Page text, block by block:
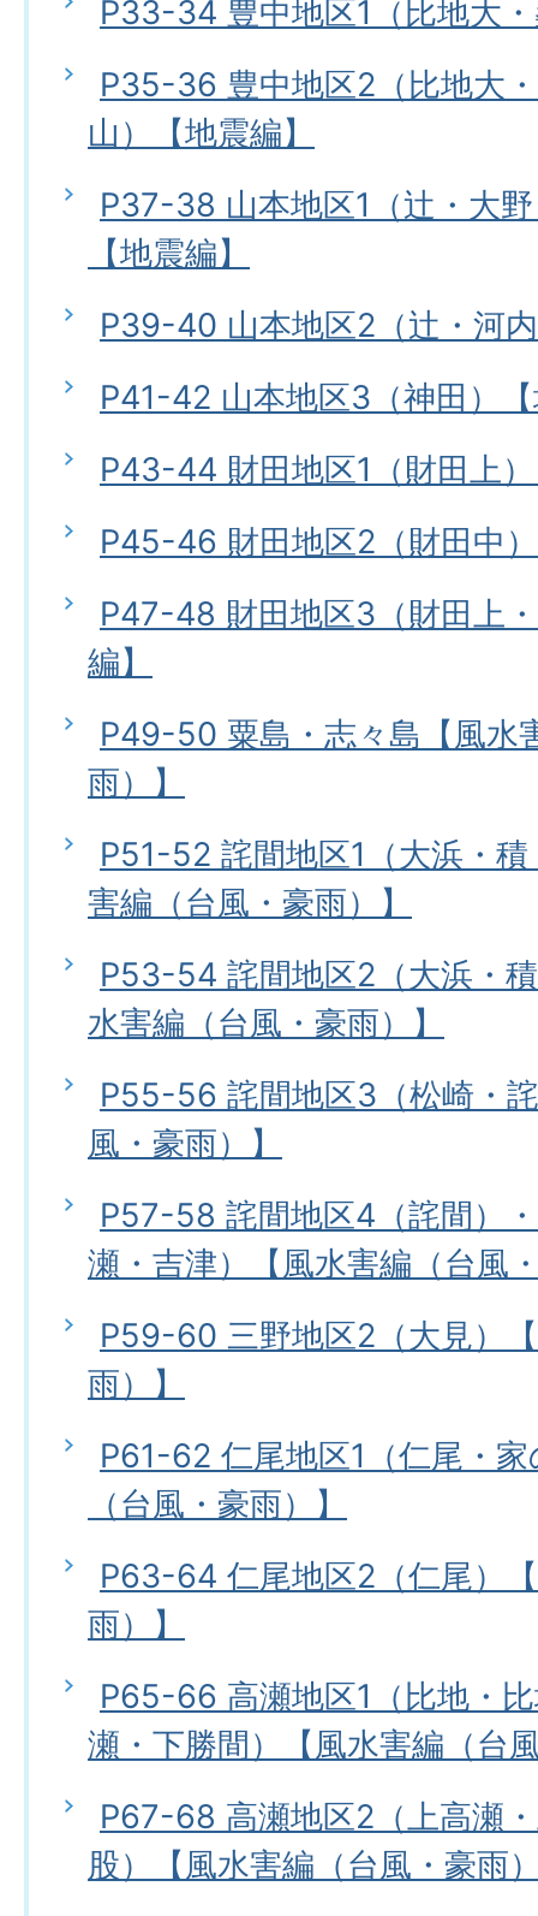
P33-34 豊中地区1（比地大
P35-36 豊中地区2（比地大
山）【地震編】
P37-38 山本地区1（辻・大
【地震編】
P39-40 山本地区2（辻・河
P41-42 山本地区3（神田）
P43-44 財田地区1（財田上
P45-46 財田地区2（財田中
P47-48 財田地区3（財田上
編】
P49-50 粟島・志々島【風水
雨）】
P51-52 詫間地区1（大浜・
害編（台風・豪雨）】
P53-54 詫間地区2（大浜・
水害編（台風・豪雨）】
P55-56 詫間地区3（松崎・
風・豪雨）】
P57-58 詫間地区4（詫間）
瀬・吉津）【風水害編（台風
P59-60 三野地区2（大見）
雨）】
P61-62 仁尾地区1（仁尾・
（台風・豪雨）】
P63-64 仁尾地区2（仁尾）
雨）】
P65-66 高瀬地区1（比地・
瀬・下勝間）【風水害編（台
P67-68 高瀬地区2（上高瀬
股）【風水害編（台風・豪雨